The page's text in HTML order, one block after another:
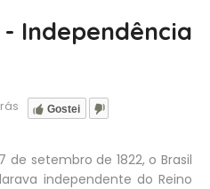
Independência
Gostei
de setembro de 1822, o Brasil
independente do Reino